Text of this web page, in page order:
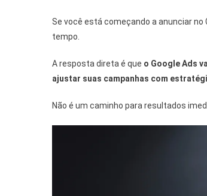
Se você está começando a anunciar
tempo.
A resposta direta é que o Google Ads
ajustar suas campanhas com
Não é um caminho para resultados